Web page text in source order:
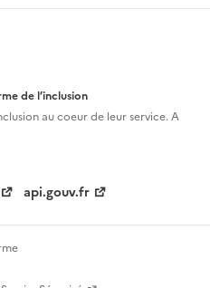
de l’inclusion
aucoeur de leur service. A
api.gouv.fr